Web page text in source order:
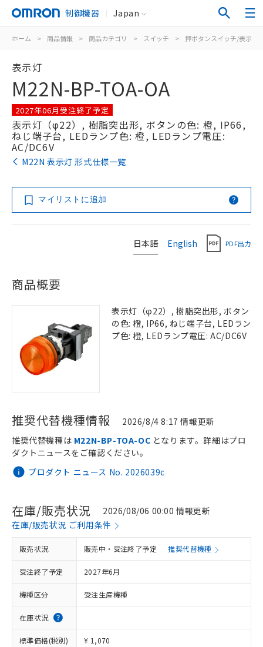
制御機器 Japan
ホーム > 商品情報 > 商品カテゴリ > スイッチ > 押ボタンスイッチ/表示灯
表示灯
M22N-BP-TOA-OA
2027年06月受注終了予定
表示灯（φ22）, 樹脂突出形, ボタンの色: 橙, IP66,
ねじ端子台, LEDランプ色: 橙, LEDランプ電圧:
AC/DC6V
M22N 表示灯 形式仕様一覧
マイリストに追加
日本語 English PDF出力
商品概要
表示灯（φ22）, 樹脂突出形, ボタン
の色: 橙, IP66, ねじ端子台, LEDラン
プ色: 橙, LEDランプ電圧: AC/DC6V
推奨代替機種情報 2026/8/4 8:17 情報更新
プロダクト ニュース No. 2026039c
推奨代替機種は M22N-BP-TOA-OC となります。詳細はプロ
ダクトニュースをご確認ください。
在庫/販売状況
2026/08/06 00:00 情報更新
在庫/販売状況 ご利用条件
販売状況 販売中・受注終了予定 推奨代替機種
受注終了予定 2027年6月
機種区分 受注生産機種
在庫状況
標準価格(税別) ¥ 1,070